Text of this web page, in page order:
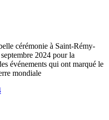
cérémonie à Saint-Rémy-
2024 pour la
événements qui ont marqué le
mondiale